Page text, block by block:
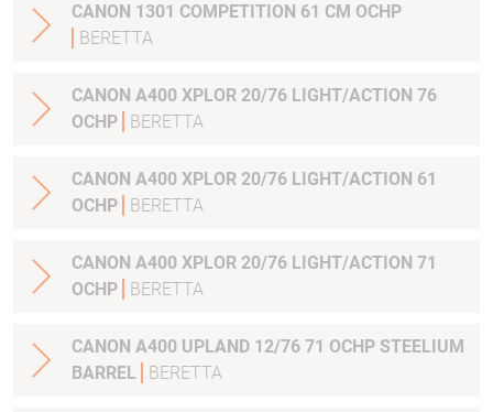
CANON 1301 COMPETITION 61 CM OCHP
BERETTA
CANON A400 XPLOR 20/76 LIGHT/ACTION 76
OCHP
BERETTA
CANON A400 XPLOR 20/76 LIGHT/ACTION 61
OCHP
BERETTA
CANON A400 XPLOR 20/76 LIGHT/ACTION 71
OCHP
BERETTA
CANON A400 UPLAND 12/76 71 OCHP STEELIUM
BARREL
BERETTA